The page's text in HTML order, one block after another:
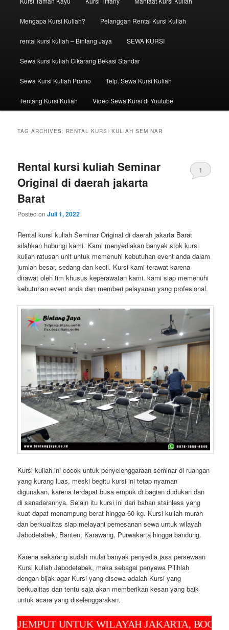
Mengapa Kursi Kuliah? Pelanggan Rental Kursi Kuliah
rental kursi kuliah – Bintang Jaya SEWA KURSI
Sewa kursi kuliah Cikarang Bekasi Standar
Sewa Kursi Kuliah Promo Telp. Sewa Kursi Kuliah
Tentang Kursi Kuliah Video Sewa Kursi di Youtube
TAG ARCHIVES: RENTAL KURSI KULIAH SEMINAR
Rental kursi kuliah Seminar
Original di daerah jakarta
Barat
Posted onJuli 1, 2022
1
Rental kursi kuliah Seminar Original di daerah jakarta Barat
silahkan hubungi kami. Kami menyediakan banyak stok kursi
kuliah ratusan unit untuk memenuhi kebutuhan event anda dalam
jumlah besar, sedang dan kecil. Kursi kami terawat karena
dirawat oleh tim khusus keperawatan kami. kami siap memenuhi
kebutuhan event anda dan memberi pelayanan yang profesional.
Kursi kuliah ini cocok untuk penyelenggaraan seminar di ruangan
yang kurang luas, meski begitu kursi ini tetap nyaman
digunakan, karena terdapat busa empuk di bagian dudukan dan
di sanadarannya. Selain itu kursi ini dari bahan stainless yang
kuat dapat menampung berat hingga 60 kg. Kursi kuliah murah
dan berkualitas siap melayani pemesanan sewa untuk wilayah
Jabodetabek, Banten, Karawang, Purwakarta hingga bandung.
Karena sekarang sudah mulai banyak penyedia jasa persewaan
Kursi kuliah Jabodetabek, maka sebagai penyewa Pilihlah
dengan bijak agar Kursi yang disewa adalah Kursi yang
berkualitas dan tentu saja akan memberikan kesan yang baik
untuk acara yang diselenggarakan.
UNTUK WILAYAH JAKARTA, BOGOR,